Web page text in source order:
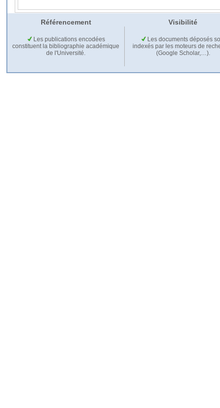
Référencement Visibilité
Les publications encodées
constituent la bibliographie académique
de l'Université.
Les documents déposés
indexés par les moteurs de
(Google Scholar,…).